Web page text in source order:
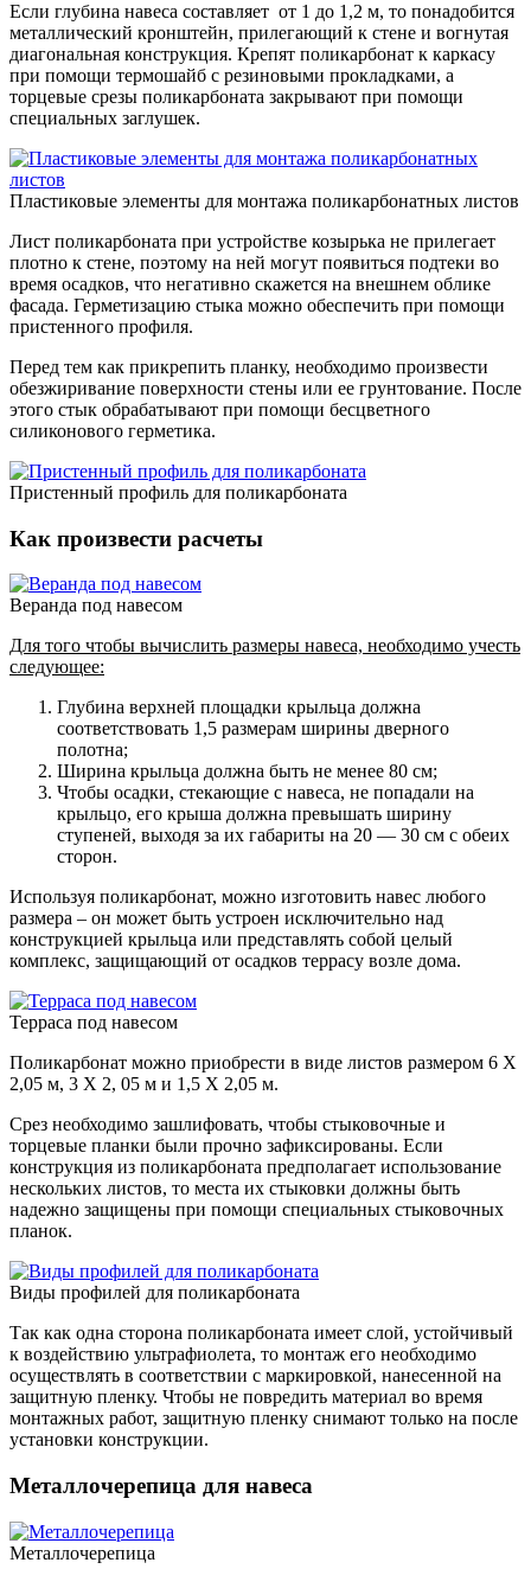
Если глубина навеса составляет от 1 до 1,2 м, то понадобится
металлический кронштейн, прилегающий к стене и вогнутая
диагональная конструкция. Крепят поликарбонат к каркасу
при помощи термошайб с резиновыми прокладками, а
торцевые срезы поликарбоната закрывают при помощи
специальных заглушек.
Пластиковые элементы для монтажа поликарбонатных листов
Лист поликарбоната при устройстве козырька не прилегает
плотно к стене, поэтому на ней могут появиться подтеки во
время осадков, что негативно скажется на внешнем облике
фасада. Герметизацию стыка можно обеспечить при помощи
пристенного профиля.
Перед тем как прикрепить планку, необходимо произвести
обезжиривание поверхности стены или ее грунтование. После
этого стык обрабатывают при помощи бесцветного
силиконового герметика.
Пристенный профиль для поликарбоната
Как произвести расчеты
Веранда под навесом
Для того чтобы вычислить размеры навеса, необходимо учесть
следующее:
Глубина верхней площадки крыльца должна
соответствовать 1,5 размерам ширины дверного
полотна;
Ширина крыльца должна быть не менее 80 см;
Чтобы осадки, стекающие с навеса, не попадали на
крыльцо, его крыша должна превышать ширину
ступеней, выходя за их габариты на 20 — 30 см с обеих
сторон.
Используя поликарбонат, можно изготовить навес любого
размера – он может быть устроен исключительно над
конструкцией крыльца или представлять собой целый
комплекс, защищающий от осадков террасу возле дома.
Терраса под навесом
Поликарбонат можно приобрести в виде листов размером 6 Х
2,05 м, 3 Х 2, 05 м и 1,5 Х 2,05 м.
Срез необходимо зашлифовать, чтобы стыковочные и
торцевые планки были прочно зафиксированы. Если
конструкция из поликарбоната предполагает использование
нескольких листов, то места их стыковки должны быть
надежно защищены при помощи специальных стыковочных
планок.
Виды профилей для поликарбоната
Так как одна сторона поликарбоната имеет слой, устойчивый
к воздействию ультрафиолета, то монтаж его необходимо
осуществлять в соответствии с маркировкой, нанесенной на
защитную пленку. Чтобы не повредить материал во время
монтажных работ, защитную пленку снимают только на после
установки конструкции.
Металлочерепица для навеса
Металлочерепица